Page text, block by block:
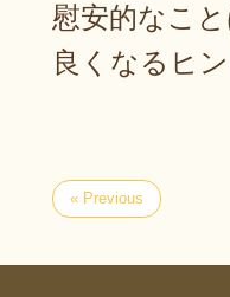
慰安的なこ
良くなるヒ
« Previous